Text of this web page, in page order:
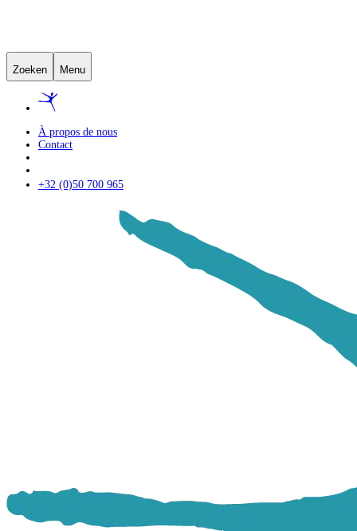
Zoeken Menu
À propos de nous
Contact
+32 (0)50 700 965